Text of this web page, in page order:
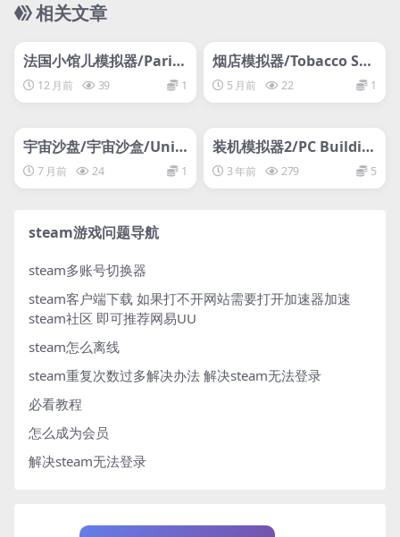
相关文章
网盘下载游戏
法国小馆儿模拟器/Parisi
an Brasserie Simulator
12 月前 39 1
网盘下载游戏
烟店模拟器/Tobacco Sh
op Simulator
5 月前 22 1
网盘下载游戏
宇宙沙盘/宇宙沙盒/Univ
erse Sandbox
7 月前 24 1
网盘下载游戏
装机模拟器2/PC Buildin
g Simulator 2
3 年前 279 5
steam游戏问题导航
steam多账号切换器
steam客户端下载 如果打不开网站需要打开加速器加速
steam社区 即可推荐网易UU
steam怎么离线
steam重复次数过多解决办法 解决steam无法登录
必看教程
怎么成为会员
解决steam无法登录